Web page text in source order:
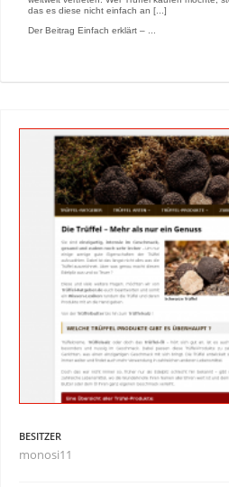
das es diese nicht einfach an [...]
Der Beitrag Einfach erklärt – ...
BESITZER
monosi11